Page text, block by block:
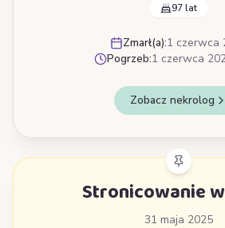
97 lat
Zmarł(a):1 czerwca
Pogrzeb:1 czerwca
Zobacz nekrolog
Stronicowanie
31 maja 2025